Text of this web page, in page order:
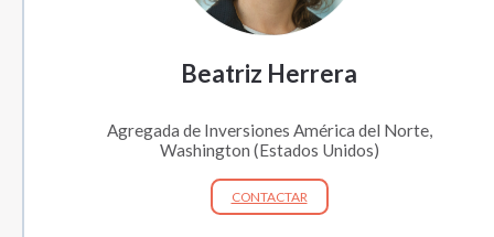
Beatriz Herrera
Agregada de Inversiones América del Norte,
Washington (Estados Unidos)
CONTACTAR